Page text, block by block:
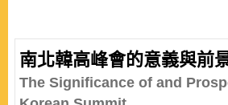
南北韓高峰會的意義與前
The Significance of and